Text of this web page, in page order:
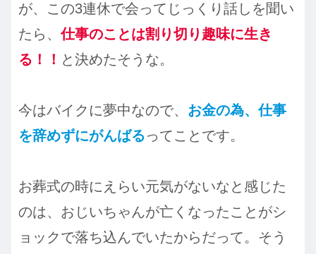
が、この3連休で会ってじっくり話しを聞い
たら、仕事のことは割り切り趣味に生き
る！！ と決めたそうな。
今はバイクに夢中なので、 お金の為、仕事
を辞めずにがんばるってことです。
お葬式の時にえらい元気がないなと感じた
のは、おじいちゃんが亡くなったことがシ
ョックで落ち込んでいたからだって。そう